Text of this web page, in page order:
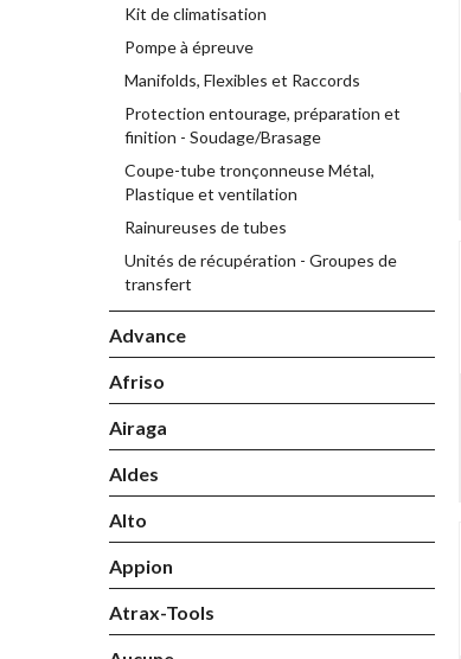
Kit de climatisation
Pompe à épreuve
Manifolds, Flexibles et Raccords
Protection entourage, préparation et
finition - Soudage/Brasage
Coupe-tube tronçonneuse Métal,
Plastique et ventilation
Rainureuses de tubes
Unités de récupération - Groupes de
transfert
Advance
Afriso
Airaga
Aldes
Alto
Appion
Atrax-Tools